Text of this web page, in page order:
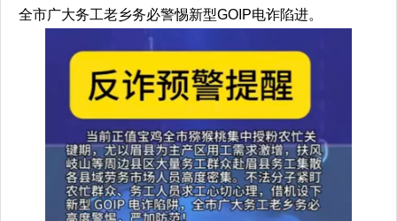
全市广大务工老乡务必警惕新型GOIP电诈陷进。